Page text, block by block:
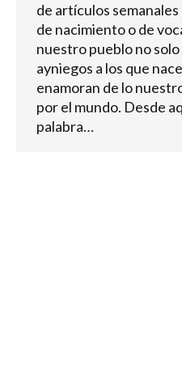
de artículos
de nacimiento o de
nuestro pueblo no
ayniegos a los que
enamoran de lo
por el mundo. Desde
palabra…